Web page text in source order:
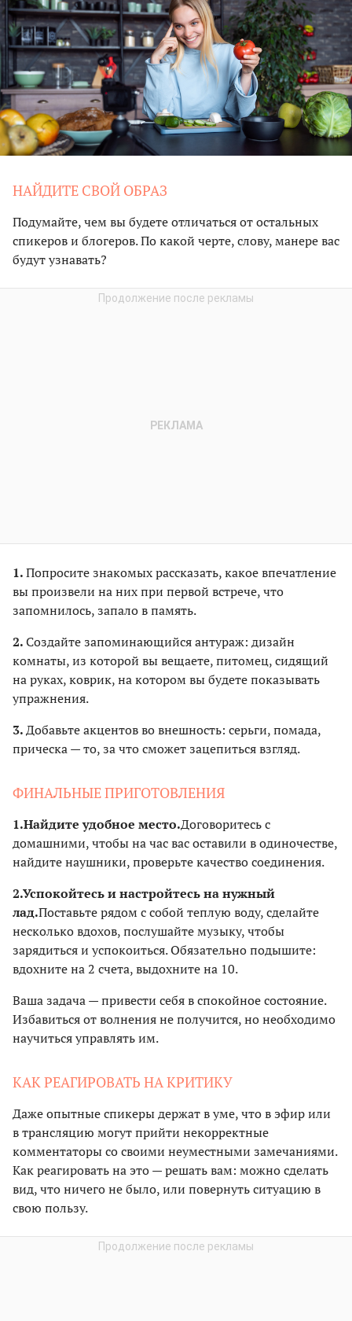
НАЙДИТЕ СВОЙ ОБРАЗ
Подумайте, чем вы будете отличаться от остальных
спикеров и блогеров. По какой черте, слову, манере вас
будут узнавать?
1.Попросите знакомых рассказать, какое впечатление
вы произвели на них при первой встрече, что
запомнилось, запало в память.
2.Создайте запоминающийся антураж: дизайн
комнаты, из которой вы вещаете, питомец, сидящий
на руках, коврик, на котором вы будете показывать
упражнения.
3.Добавьте акцентов во внешность: серьги, помада,
прическа — то, за что сможет зацепиться взгляд.
ФИНАЛЬНЫЕ ПРИГОТОВЛЕНИЯ
1.Найдите удобное место.Договоритесь с
домашними, чтобы на час вас оставили в одиночестве,
найдите наушники, проверьте качество соединения.
2.Успокойтесь и настройтесь на нужный
лад.Поставьте рядом с собой теплую воду, сделайте
несколько вдохов, послушайте музыку, чтобы
зарядиться и успокоиться. Обязательно подышите:
вдохните на 2 счета, выдохните на 10.
Ваша задача — привести себя в спокойное состояние.
Избавиться от волнения не получится, но необходимо
научиться управлять им.
КАК РЕАГИРОВАТЬ НА КРИТИКУ
Даже опытные спикеры держат в уме, что в эфир или
в трансляцию могут прийти некорректные
комментаторы со своими неуместными замечаниями.
Как реагировать на это — решать вам: можно сделать
вид, что ничего не было, или повернуть ситуацию в
свою пользу.